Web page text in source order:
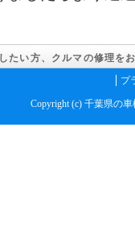
たい方、クルマの修理を
プ
Copyright (c) 千葉県の